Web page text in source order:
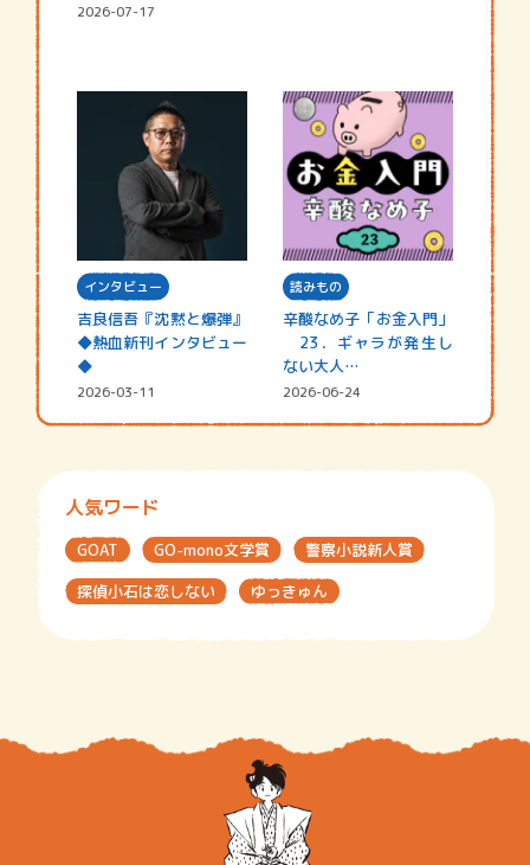
2026-07-17
インタビュー
吉良信吾『沈黙と爆弾』
◆熱血新刊インタビュー
◆
2026-03-11
読みもの
辛酸なめ子「お金入門」
23．ギャラが発生し
ない大人…
2026-06-24
人気ワード
GOAT GO-mono文学賞
警察小説新人賞
探偵小石は恋しない
ゆっきゅん